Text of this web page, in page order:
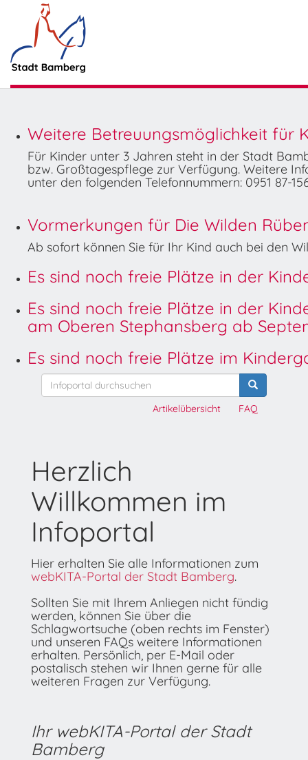
Weitere Betreuungsmöglichkeit für
Für Kinder unter 3 Jahren steht in der Stadt
bzw. Großtagespflege zur Verfügung. Weitere
unter den folgenden Telefonnummern: 0951 87-
Vormerkungen für Die Wilden
Ab sofort können Sie für Ihr Kind auch bei den
Es sind noch freie Plätze in der
Es sind noch freie Plätze in der
am Oberen Stephansberg ab
Es sind noch freie Plätze im
FAQ
Artikelübersicht
Herzlich
Willkommen im
Infoportal
Hier erhalten Sie alle Informationen zum
webKITA-Portal der Stadt Bamberg.
Sollten Sie mit Ihrem Anliegen nicht fündig
werden, können Sie über die
Schlagwortsuche (oben rechts im Fenster)
und unseren FAQs weitere Informationen
erhalten. Persönlich, per E-Mail oder
postalisch stehen wir Ihnen gerne für alle
weiteren Fragen zur Verfügung.
Ihr webKITA-Portal der Stadt
Bamberg